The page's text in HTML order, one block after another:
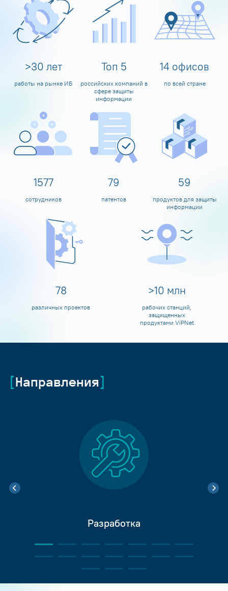
>30 лет
работы на рынке ИБ
Топ 5
российских компаний в
сфере защиты
информации
14 офисов
по всей стране
1600
сотрудников
80
патентов
60
продуктов для защиты
информации
80
различных проектов
>10 млн
рабочих станций,
защищенных
продуктами ViPNet
Направления
Разработка